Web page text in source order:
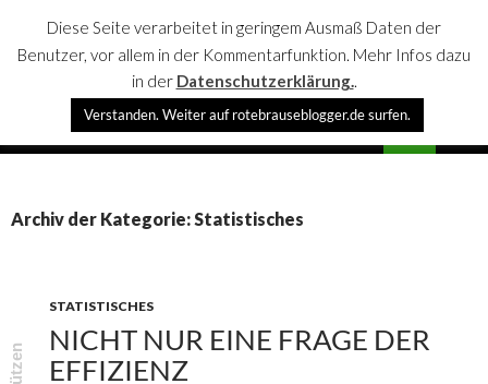
rotebrauseblogger
SPRINGE
Archiv der Kategorie: Statistisches
STATISTISCHES
NICHT NUR EINE FRAGE DER
EFFIZIENZ
Diese Seite verarbeitet in geringem Ausmaß Daten der
Benutzer, vor allem in der Kommentarfunktion. Mehr Infos dazu
in der Datenschutzerklärung..
Verstanden. Weiter auf rotebrauseblogger.de surfen.